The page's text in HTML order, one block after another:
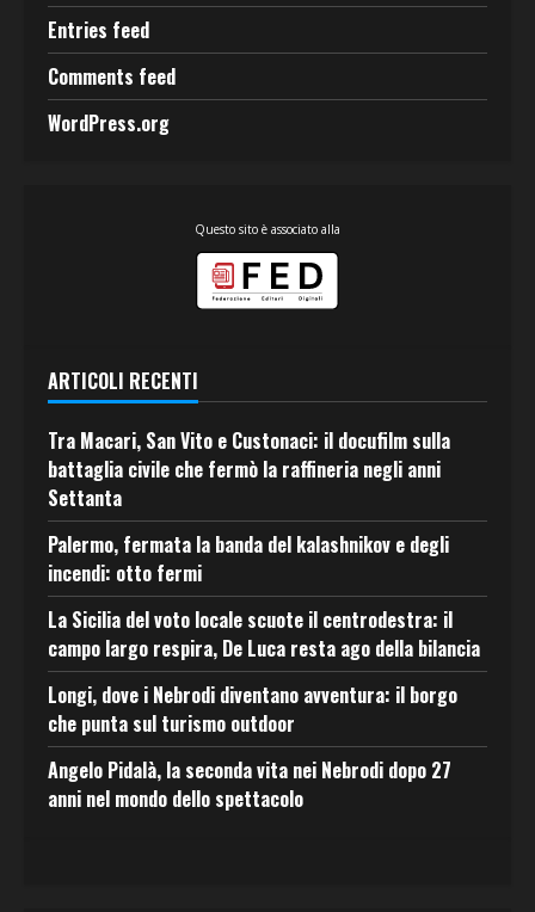
Entries feed
Comments feed
WordPress.org
Questo sito è associato alla
ARTICOLI RECENTI
Tra Macari, San Vito e Custonaci: il docufilm sulla
battaglia civile che fermò la raffineria negli anni
Settanta
Palermo, fermata la banda del kalashnikov e degli
incendi: otto fermi
La Sicilia del voto locale scuote il centrodestra: il
campo largo respira, De Luca resta ago della bilancia
Longi, dove i Nebrodi diventano avventura: il borgo
che punta sul turismo outdoor
Angelo Pidalà, la seconda vita nei Nebrodi dopo 27
anni nel mondo dello spettacolo